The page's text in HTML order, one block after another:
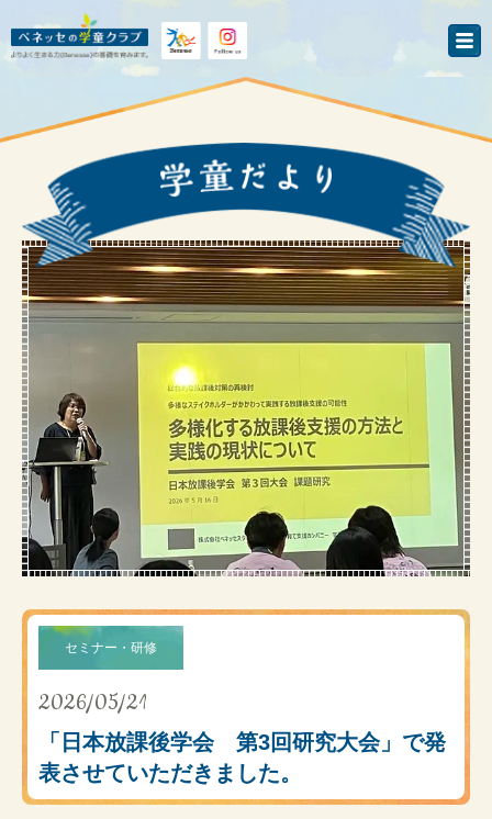
セミナー・研修
2026/05/21
「日本放課後学会 第3回研究大会」で発
表させていただきました。